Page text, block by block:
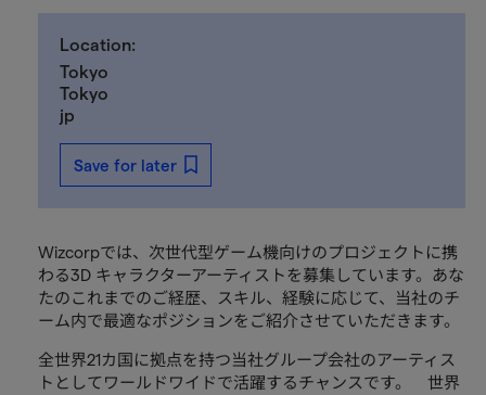
Wizcorpでは、次世代型ゲーム機向けのプロジェクトに携
わる3D キャラクターアーティストを募集しています。あな
たのこれまでのご経歴、スキル、経験に応じて、当社のチ
ーム内で最適なポジションをご紹介させていただきます。
全世界21カ国に拠点を持つ当社グループ会社のアーティス
トとしてワールドワイドで活躍するチャンスです。 世界
Location:
Tokyo
Tokyo
jp
Save for later